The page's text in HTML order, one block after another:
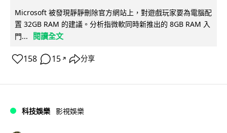
Microsoft 被發現靜靜刪除官方網站上，對遊戲玩家要為電腦配
置 32GB RAM 的建議。分析指微軟同時新推出的 8GB RAM 入
門...
閱讀全文
158 15 ↗ 分享
科技娛樂 影視娛樂